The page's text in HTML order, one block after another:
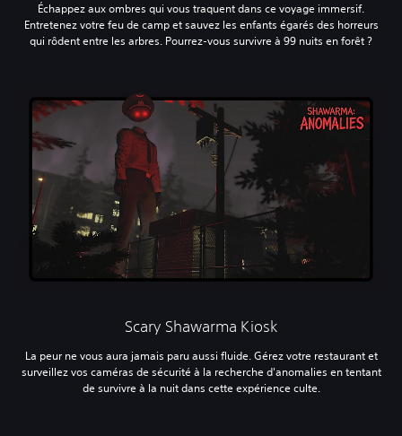
Échappez aux ombres qui vous traquent dans ce voyage immersif.
Entretenez votre feu de camp et sauvez les enfants égarés des horreurs
qui rôdent entre les arbres. Pourrez-vous survivre à 99 nuits en forêt ?
Scary Shawarma Kiosk
La peur ne vous aura jamais paru aussi fluide. Gérez votre restaurant et
surveillez vos caméras de sécurité à la recherche d'anomalies en tentant
de survivre à la nuit dans cette expérience culte.